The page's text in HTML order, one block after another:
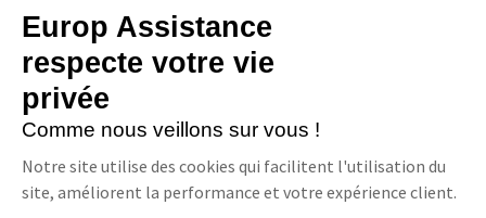
Europ Assistance
respecte votre vie
privée
Comme nous veillons sur vous !
Notre site utilise des cookies qui facilitent l'utilisation du
site, améliorent la performance et votre expérience client.
Contact
Europ Assistance La Téléassistance
11-17 avenue François Mitterrand 93210 Saint-Denis
08 06 23 10 10(prix d'un appel local)
Suivez-nous